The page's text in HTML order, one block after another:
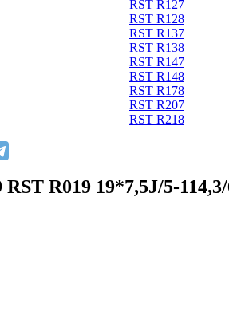
RST R127
RST R128
RST R137
RST R138
RST R147
RST R148
RST R178
RST R207
RST R218
RST R019 19*7,5J/5-